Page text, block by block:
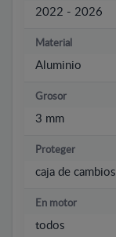
2022 - 2026
Material
Aluminio
Grosor
3 mm
Proteger
caja de cambios
En motor
todos